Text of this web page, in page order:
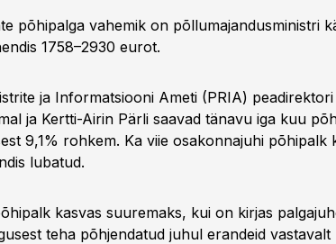
põhipalga vahemik on põllumajandusministri
1758–2930 eurot.
ja Informatsiooni Ameti (PRIA)
ja Kertti-Airin Pärli saavad tänavu iga kuu
9,1% rohkem. Ka viie osakonnajuhi põhipalk
lubatud.
kasvas suuremaks, kui on kirjas
teha põhjendatud juhul erandeid vastavalt